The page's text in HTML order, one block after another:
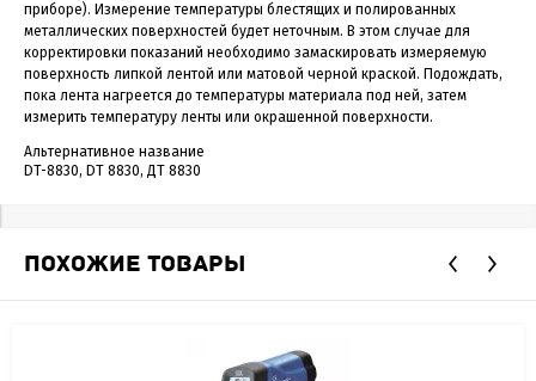
приборе). Измерение температуры блестящих и полированных
металлических поверхностей будет неточным. В этом случае для
корректировки показаний необходимо замаскировать измеряемую
поверхность липкой лентой или матовой черной краской. Подождать,
пока лента нагреется до температуры материала под ней, затем
измерить температуру ленты или окрашенной поверхности.
Альтернативное название
DT-8830, DT 8830, ДТ 8830
ПОХОЖИЕ ТОВАРЫ